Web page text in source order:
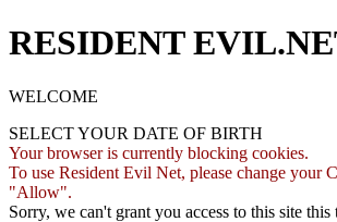
RESIDENT
WELCOME
SELECT YOUR DATE OF BIRTH
Your browser is currently blocking cookies.
To use Resident Evil Net, please change your
"Allow".
Sorry, we can't grant you access to this site this